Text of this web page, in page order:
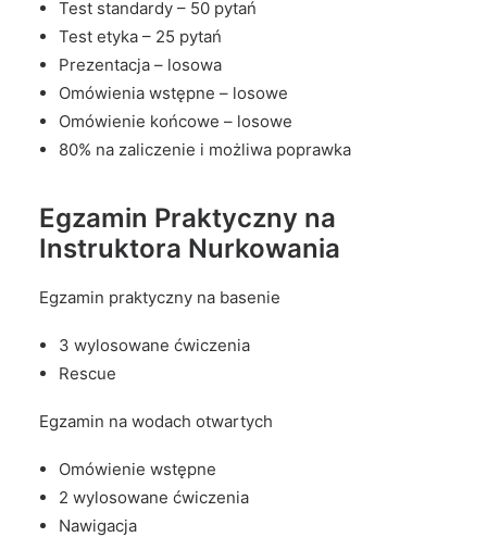
Test standardy – 50 pytań
Test etyka – 25 pytań
Prezentacja – losowa
Omówienia wstępne – losowe
Omówienie końcowe – losowe
80% na zaliczenie i możliwa poprawka
Egzamin Praktyczny na
Instruktora Nurkowania
Egzamin praktyczny na basenie
3 wylosowane ćwiczenia
Rescue
Egzamin na wodach otwartych
Omówienie wstępne
2 wylosowane ćwiczenia
Nawigacja